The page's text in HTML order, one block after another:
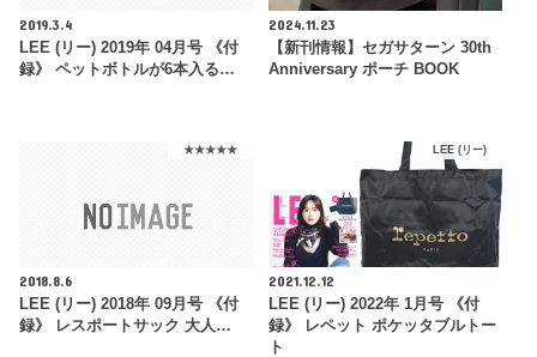
2019.3.4
LEE (リー) 2019年 04月号 《付
録》 ペットボトルが6本入る…
2024.11.23
【新刊情報】セガサターン 30th
Anniversary ポーチ BOOK
★★★★★
2018.8.6
LEE (リー) 2018年 09月号 《付
録》 レスポートサック 大人…
LEE (リー)
2021.12.12
LEE (リー) 2022年 1月号 《付
録》 レペット ポケッタブルトー
ト